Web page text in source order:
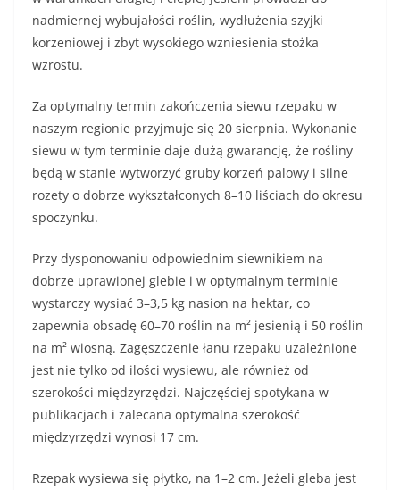
nadmiernej wybujałości roślin, wydłużenia szyjki
korzeniowej i zbyt wysokiego wzniesienia stożka
wzrostu.
Za optymalny termin zakończenia siewu rzepaku w
naszym regionie przyjmuje się 20 sierpnia. Wykonanie
siewu w tym terminie daje dużą gwarancję, że rośliny
będą w stanie wytworzyć gruby korzeń palowy i silne
rozety o dobrze wykształconych 8–10 liściach do okresu
spoczynku.
Przy dysponowaniu odpowiednim siewnikiem na
dobrze uprawionej glebie i w optymalnym terminie
wystarczy wysiać 3–3,5 kg nasion na hektar, co
zapewnia obsadę 60–70 roślin na m² jesienią i 50 roślin
na m² wiosną. Zagęszczenie łanu rzepaku uzależnione
jest nie tylko od ilości wysiewu, ale również od
szerokości międzyrzędzi. Najczęściej spotykana w
publikacjach i zalecana optymalna szerokość
międzyrzędzi wynosi 17 cm.
Rzepak wysiewa się płytko, na 1–2 cm. Jeżeli gleba jest